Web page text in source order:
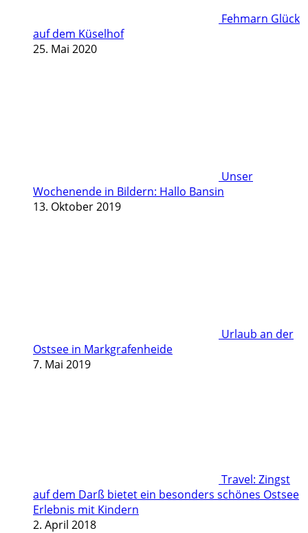
Fehmarn Glück
auf dem Küselhof
25. Mai 2020
Unser
Wochenende in Bildern: Hallo Bansin
13. Oktober 2019
Urlaub an der
Ostsee in Markgrafenheide
7. Mai 2019
Travel: Zingst
auf dem Darß bietet ein besonders schönes Ostsee
Erlebnis mit Kindern
2. April 2018